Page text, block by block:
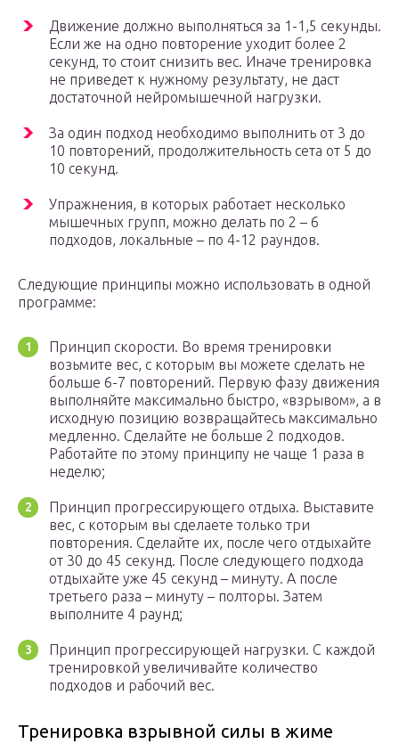
Движение должно выполняться за 1-1,5 секунды.
Если же на одно повторение уходит более 2
секунд, то стоит снизить вес. Иначе тренировка
не приведет к нужному результату, не даст
достаточной нейромышечной нагрузки.
За один подход необходимо выполнить от 3 до
10 повторений, продолжительность сета от 5 до
10 секунд.
Упражнения, в которых работает несколько
мышечных групп, можно делать по 2 – 6
подходов, локальные – по 4-12 раундов.
Следующие принципы можно использовать в одной
программе:
Принцип скорости. Во время тренировки
возьмите вес, с которым вы можете сделать не
больше 6-7 повторений. Первую фазу движения
выполняйте максимально быстро, «взрывом», а в
исходную позицию возвращайтесь максимально
медленно. Сделайте не больше 2 подходов.
Работайте по этому принципу не чаще 1 раза в
неделю;
Принцип прогрессирующего отдыха. Выставите
вес, с которым вы сделаете только три
повторения. Сделайте их, после чего отдыхайте
от 30 до 45 секунд. После следующего подхода
отдыхайте уже 45 секунд – минуту. А после
третьего раза – минуту – полторы. Затем
выполните 4 раунд;
Принцип прогрессирующей нагрузки. С каждой
тренировкой увеличивайте количество
подходов и рабочий вес.
Тренировка взрывной силы в жиме